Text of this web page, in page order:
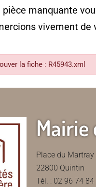
manquante
vivement de
la fiche : R45943.xml
Mairie
Place du Martray
22800 Quintin
Tél. : 02 96 74 84